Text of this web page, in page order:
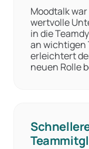
Moodtalk
wertvolle
in die
an wichtigen
erleichtert
neuen Rolle